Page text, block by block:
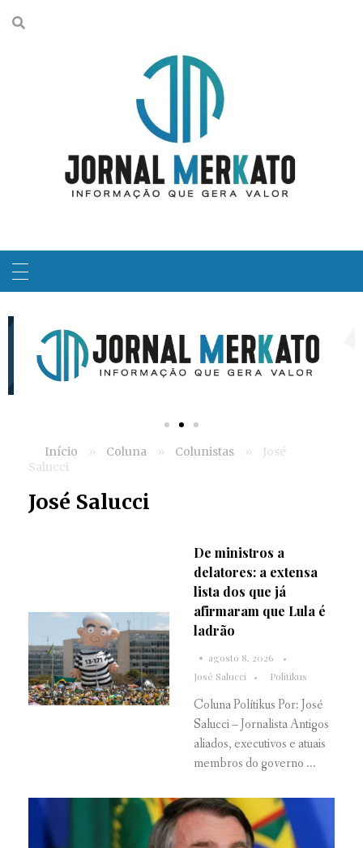
Início » Coluna » Colunistas »
José
Salucci
José Salucci
De ministros a
delatores: a extensa
lista dos que já
afirmaram que Lula é
ladrão
agosto 8, 2026
José Salucci
Politikus
Coluna Polítikus Por: José
Salucci – Jornalista Antigos
aliados, executivos e atuais
membros do governo ...